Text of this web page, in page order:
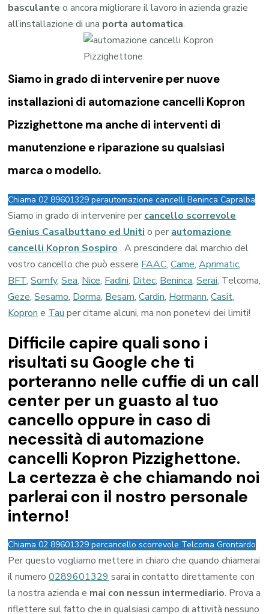
basculante o ancora migliorare il lavoro in azienda grazie
all’installazione di una porta automatica.
Siamo in grado di intervenire per nuove
installazioni di automazione cancelli Kopron
Pizzighettone ma anche di interventi di
manutenzione e riparazione su qualsiasi
marca o modello.
Chiama 02 89601329 perautomazione cancelli Beninca Capralba
Siamo in grado di intervenire per cancello scorrevole
Genius Casalbuttano ed Uniti o per automazione
cancelli Kopron Sospiro . A prescindere dal marchio del
vostro cancello che può essere FAAC,Came,Aprimatic,
BFT,Somfy,Sea, Nice, Fadini, Ditec, Beninca,Serai, Telcoma,
Geze,Sesamo, Dorma, Besam,Cardin, Hormann,Casit,
Kopron e Tau per citarne alcuni, ma non ponetevi dei limiti!
Difficile capire quali sono i
risultati su Google che ti
porteranno nelle cuffie di un call
center per un guasto al tuo
cancello oppure in caso di
necessità di automazione
cancelli Kopron Pizzighettone.
La certezza è che chiamando noi
parlerai con il nostro personale
interno!
Chiama 02 89601329 percancello scorrevole Telcoma Grontardo
Per questo vogliamo mettere in chiaro che quando chiamerai
il numero0289601329 sarai in contatto direttamente con
la nostra azienda e mai con nessun intermediario. Prova a
riflettere sul fatto che in qualsiasi campo di attività nessuno